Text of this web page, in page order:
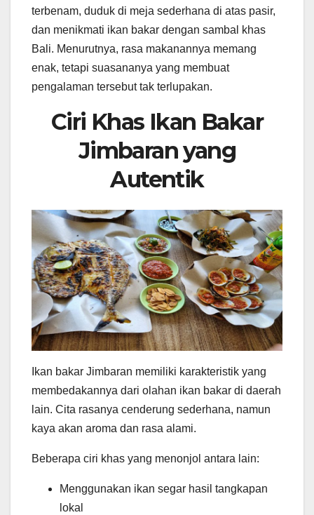
terbenam, duduk di meja sederhana di atas pasir,
dan menikmati ikan bakar dengan sambal khas
Bali. Menurutnya, rasa makanannya memang
enak, tetapi suasananya yang membuat
pengalaman tersebut tak terlupakan.
Ciri Khas Ikan Bakar
Jimbaran yang
Autentik
Ikan bakar Jimbaran memiliki karakteristik yang
membedakannya dari olahan ikan bakar di daerah
lain. Cita rasanya cenderung sederhana, namun
kaya akan aroma dan rasa alami.
Beberapa ciri khas yang menonjol antara lain:
Menggunakan ikan segar hasil tangkapan
lokal